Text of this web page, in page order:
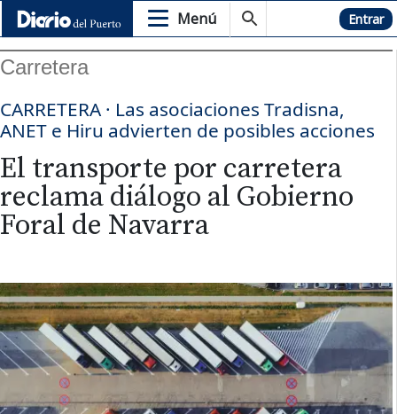
Menú Hemeroteca Entrar
Carretera
CARRETERA · Las asociaciones Tradisna,
ANET e Hiru advierten de posibles acciones
El transporte por carretera
reclama diálogo al Gobierno
Foral de Navarra